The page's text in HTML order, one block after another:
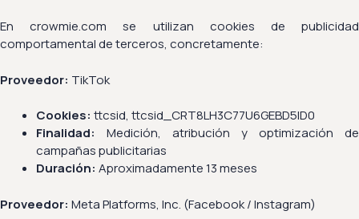
En crowmie.com se utilizan cookies de publicidad
comportamental de terceros, concretamente:
Proveedor: TikTok
Cookies: ttcsid, ttcsid_CRT8LH3C77U6GEBD5ID0
Finalidad: Medición, atribución y optimización de
campañas publicitarias
Duración: Aproximadamente 13 meses
Proveedor: Meta Platforms, Inc. (Facebook / Instagram)